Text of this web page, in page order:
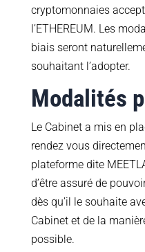
cryptomonnaies
l’ETHEREUM. Les
biais seront
souhaitant l’adopter.
Modalités
Le Cabinet a mis en
rendez vous
plateforme dite
d’être assuré de
dès qu’il le souhaite
Cabinet et de la
possible.